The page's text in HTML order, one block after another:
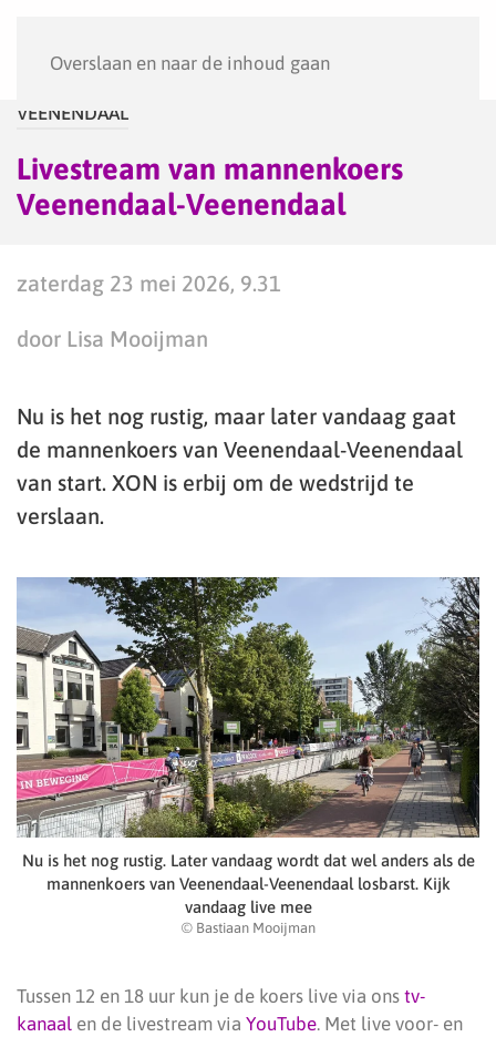
Overslaan en naar de inhoud gaan
VEENENDAAL
Livestream van mannenkoers
Veenendaal-Veenendaal
zaterdag 23 mei 2026, 9.31
door Lisa Mooijman
Nu is het nog rustig, maar later vandaag gaat
de mannenkoers van Veenendaal-Veenendaal
van start. XON is erbij om de wedstrijd te
verslaan.
Nu is het nog rustig. Later vandaag wordt dat wel anders als de
mannenkoers van Veenendaal-Veenendaal losbarst. Kijk
vandaag live mee
© Bastiaan Mooijman
Tussen 12 en 18 uur kun je de koers live via ons tv-
kanaal en de livestream via YouTube. Met live voor- en